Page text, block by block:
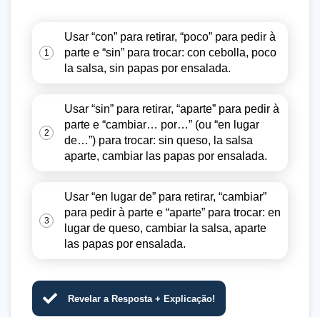
1
Usar “con” para retirar, “poco” para pedir à
parte e “sin” para trocar: con cebolla, poco
la salsa, sin papas por ensalada.
2
Usar “sin” para retirar, “aparte” para pedir à
parte e “cambiar… por…” (ou “en lugar
de…”) para trocar: sin queso, la salsa
aparte, cambiar las papas por ensalada.
3
Usar “en lugar de” para retirar, “cambiar”
para pedir à parte e “aparte” para trocar: en
lugar de queso, cambiar la salsa, aparte
las papas por ensalada.
Revelar a Resposta + Explicação!